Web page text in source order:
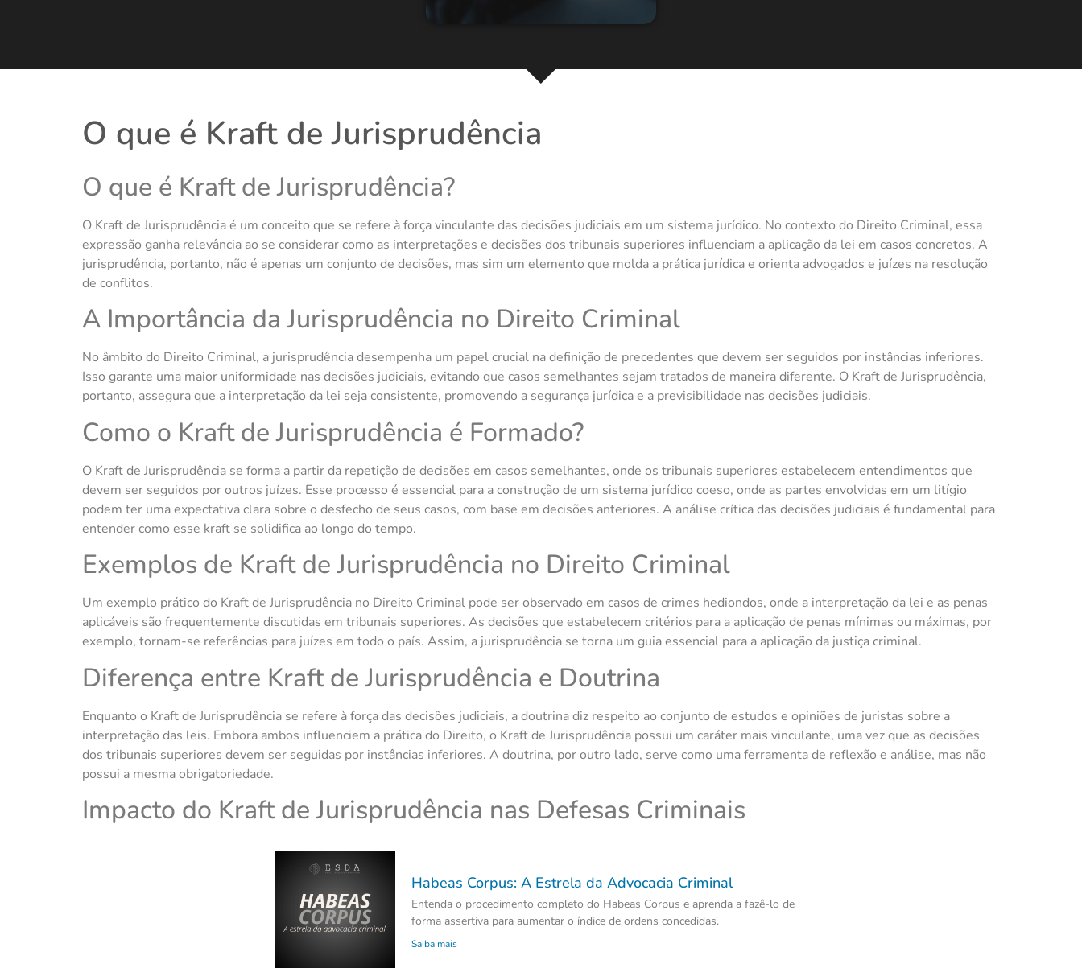
O que é Kraft de Jurisprudência
O que é Kraft de Jurisprudência?
O Kraft de Jurisprudência é um conceito que se refere à força vinculante das decisões judiciais em um sistema jurídico. No contexto do Direito Criminal, essa
expressão ganha relevância ao se considerar como as interpretações e decisões dos tribunais superiores influenciam a aplicação da lei em casos concretos. A
jurisprudência, portanto, não é apenas um conjunto de decisões, mas sim um elemento que molda a prática jurídica e orienta advogados e juízes na resolução
de conflitos.
A Importância da Jurisprudência no Direito Criminal
No âmbito do Direito Criminal, a jurisprudência desempenha um papel crucial na definição de precedentes que devem ser seguidos por instâncias inferiores.
Isso garante uma maior uniformidade nas decisões judiciais, evitando que casos semelhantes sejam tratados de maneira diferente. O Kraft de Jurisprudência,
portanto, assegura que a interpretação da lei seja consistente, promovendo a segurança jurídica e a previsibilidade nas decisões judiciais.
Como o Kraft de Jurisprudência é Formado?
O Kraft de Jurisprudência se forma a partir da repetição de decisões em casos semelhantes, onde os tribunais superiores estabelecem entendimentos que
devem ser seguidos por outros juízes. Esse processo é essencial para a construção de um sistema jurídico coeso, onde as partes envolvidas em um litígio
podem ter uma expectativa clara sobre o desfecho de seus casos, com base em decisões anteriores. A análise crítica das decisões judiciais é fundamental para
entender como esse kraft se solidifica ao longo do tempo.
Exemplos de Kraft de Jurisprudência no Direito Criminal
Um exemplo prático do Kraft de Jurisprudência no Direito Criminal pode ser observado em casos de crimes hediondos, onde a interpretação da lei e as penas
aplicáveis são frequentemente discutidas em tribunais superiores. As decisões que estabelecem critérios para a aplicação de penas mínimas ou máximas, por
exemplo, tornam-se referências para juízes em todo o país. Assim, a jurisprudência se torna um guia essencial para a aplicação da justiça criminal.
Diferença entre Kraft de Jurisprudência e Doutrina
Enquanto o Kraft de Jurisprudência se refere à força das decisões judiciais, a doutrina diz respeito ao conjunto de estudos e opiniões de juristas sobre a
interpretação das leis. Embora ambos influenciem a prática do Direito, o Kraft de Jurisprudência possui um caráter mais vinculante, uma vez que as decisões
dos tribunais superiores devem ser seguidas por instâncias inferiores. A doutrina, por outro lado, serve como uma ferramenta de reflexão e análise, mas não
possui a mesma obrigatoriedade.
Impacto do Kraft de Jurisprudência nas Defesas Criminais
Habeas Corpus: A Estrela da Advocacia Criminal
Entenda o procedimento completo do Habeas Corpus e aprenda a fazê-lo de
forma assertiva para aumentar o índice de ordens concedidas.
Saiba mais